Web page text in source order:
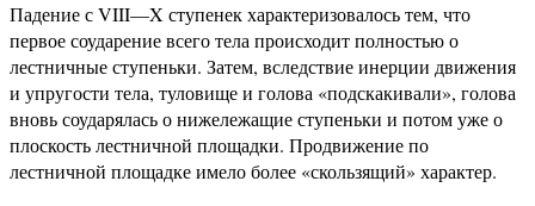
Падение с VIII—X ступенек характеризовалось тем, что
первое соударение всего тела происходит полностью о
лестничные ступеньки. Затем, вследствие инерции движения
и упругости тела, туловище и голова «подскакивали», голова
вновь соударялась о нижележащие ступеньки и потом уже о
плоскость лестничной площадки. Продвижение по
лестничной площадке имело более «скользящий» характер.